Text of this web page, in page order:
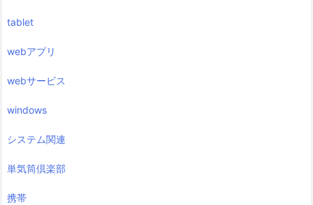
tablet
webアプリ
webサービス
windows
システム関連
単気筒倶楽部
携帯